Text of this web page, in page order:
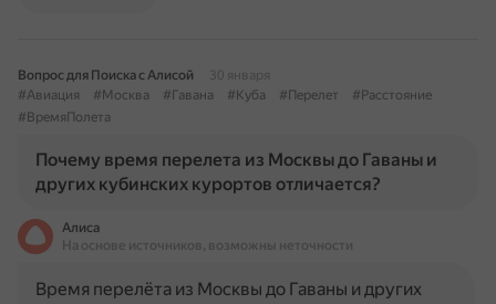
Вопрос для Поиска с Алисой
30 января
#Авиация
#Москва #Гавана #Куба #Перелет
#Расстояние
#ВремяПолета
Почему время перелета из Москвы до Гаваны и
других кубинских курортов отличается?
Алиса
На основе источников, возможны неточности
Время перелёта из Москвы до Гаваны и других